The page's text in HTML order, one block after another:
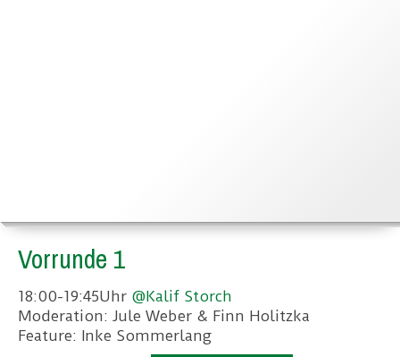
Vorrunde 1
18:00-19:45Uhr @Kalif Storch
Moderation: Jule Weber & Finn Holitzka
Feature: Inke Sommerlang